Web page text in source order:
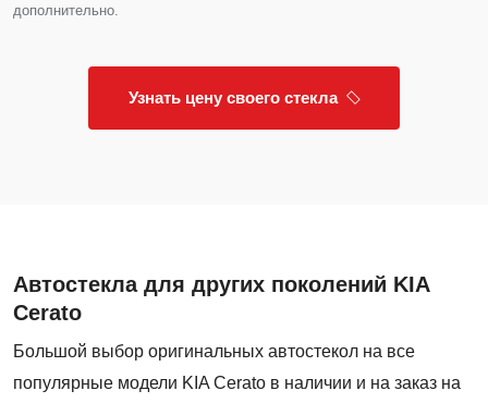
дополнительно.
Узнать цену своего стекла
Автостекла для других поколений KIA
Cerato
Большой выбор оригинальных автостекол на все
популярные модели KIA Cerato в наличии и на заказ на